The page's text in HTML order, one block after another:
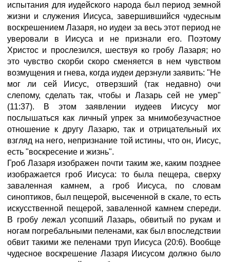
испытания для иудейского народа был период земной
жизни и служения Иисуса, завершившийся чудесным
воскрешением Лазаря, но иудеи за весь этот период не
уверовали в Иисуса и не признали его. Поэтому
Христос и прослезился, шествуя ко гробу Лазаря; но
это чувство скорби скоро сменяется в нем чувством
возмущения и гнева, когда иудеи дерзнули заявить: "Не
мог ли сей Иисус, отверзший (так недавно) очи
слепому, сделать так, чтобы и Лазарь сей не умер"
(11:37). В этом заявлении иудеев Иисусу мог
послышаться как личный упрек за мнимобезучастное
отношение к другу Лазарю, так и отрицательный их
взгляд на него, непризнание той истины, что он, Иисус,
есть "воскресение и жизнь".
Гроб Лазаря изображен почти таким же, каким позднее
изображается гроб Иисуса: то была пещера, сверху
заваленная камнем, а гроб Иисуса, по словам
синоптиков, был пещерой, высеченной в скале, то есть
искусственной пещерой, заваленной камнем спереди.
В гробу лежал усопший Лазарь, обвитый по рукам и
ногам погребальными пеленами, как был впоследствии
обвит такими же пеленами труп Иисуса (20:6). Вообще
чудесное воскрешение Лазаря Иисусом должно было